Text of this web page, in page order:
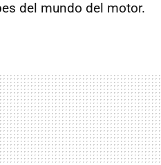
del mundo del motor.